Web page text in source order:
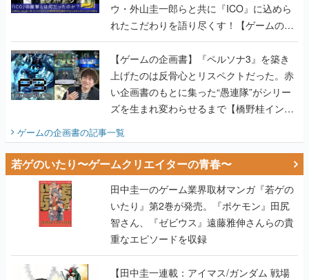
ウ・外山圭一郎らと共に『ICO』に込めら
れたこだわりを語り尽くす！【ゲームの企
画書】
【ゲームの企画書】『ペルソナ3』を築き
上げたのは反骨心とリスペクトだった。赤
い企画書のもとに集った“愚連隊”がシリー
ズを生まれ変わらせるまで【橋野桂インタ
ゲームの企画書の記事一覧
若ゲのいたり〜ゲームクリエイターの青春〜
田中圭一のゲーム業界取材マンガ『若ゲの
いたり』第2巻が発売。『ポケモン』田尻
智さん、『ゼビウス』遠藤雅伸さんらの貴
重なエピソードを収録
【田中圭一連載：アイマス/ガンダム 戦場